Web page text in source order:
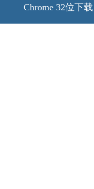
Chrome 32位下载